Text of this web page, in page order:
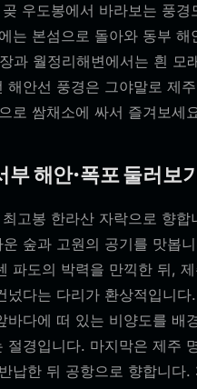
우도봉에서 바라보는 풍
는 본섬으로 돌아와 동부
과 월정리해변에서는 흰
안선 풍경은 그야말로 제
로 쌈채소에 싸서 즐겨보세
해안·폭포 둘러보
고봉 한라산 자락으로 향
숲과 고원의 공기를 맛봅
파도의 박력을 만끽한 뒤,
다는 다리가 환상적입니
다에 떠 있는 비양도를 배
절경입니다. 마지막은 제주
납한 뒤 공항으로 향합니다